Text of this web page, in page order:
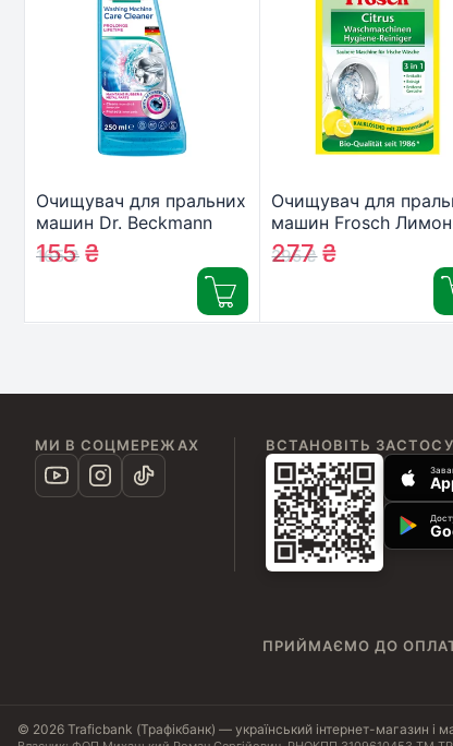
Очищувач для пральних
машин Dr. Beckmann
250 мл
(4008455335612/4008455540016)
165₴
155₴
Очищувач для
машин Frosch Лимон
250 г
295₴
277₴
МИ В СОЦМЕРЕЖАХ ВСТАНОВІТЬ
ПРИЙМАЄМО ДО
© 2026 Traficbank (Трафікбанк) — український інтернет-магазин і